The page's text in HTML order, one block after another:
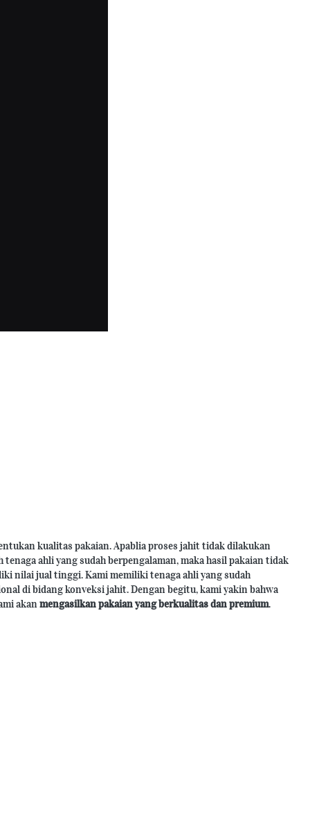
kualitas pakaian. Apablia proses jahit tidak dilakukan
tenaga ahli yang sudah berpengalaman, maka hasil pakaian tidak
nilai jual tinggi. Kami memiliki tenaga ahli yang sudah
di bidang konveksi jahit. Dengan begitu, kami yakin bahwa
akanmengasilkan pakaian yang berkualitas dan premium.